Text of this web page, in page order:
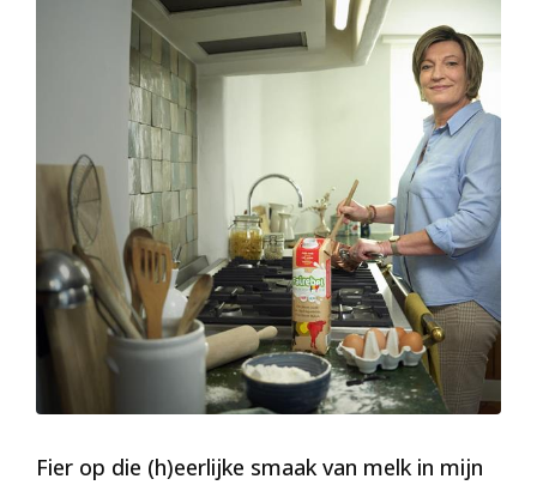
Fier op die (h)eerlijke smaak van melk in mijn